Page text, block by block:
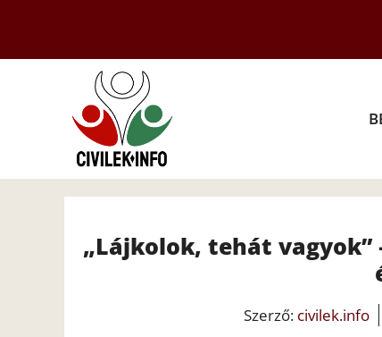
tartalomba
„Lájkolok, tehát vagyok”
Szerző: civilek.info